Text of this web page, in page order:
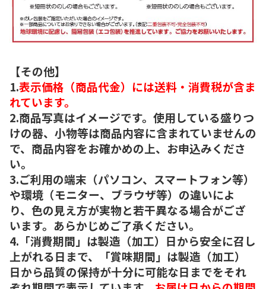
【その他】
1.表示価格（商品代金）には送料・消費税が含ま
れています。
2.商品写真はイメージです。使用している盛りつ
けの器、小物等は商品内容に含まれていませんの
で、商品内容をお確かめの上、お申込みくださ
い。
3.ご利用の端末（パソコン、スマートフォン等）
や環境（モニター、ブラウザ等）の違いによ
り、色の見え方が実物と若干異なる場合がござ
います。あらかじめご了承ください。
4.「消費期間」は製造（加工）日から安全に召し
上がれる日まで、「賞味期間」は製造（加工）
日から品質の保持が十分に可能な日までをそれ